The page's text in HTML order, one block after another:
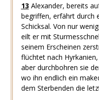
13 Alexander, bereits
begriffen, erfährt durch
Schicksal. Von nur
eilt er mit
seinem Erscheinen
flüchtet nach
aber durchbohren sie
wo ihn endlich ein
dem Sterbenden die